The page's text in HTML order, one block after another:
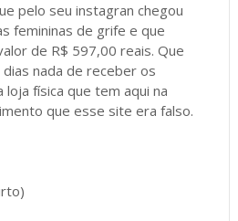
pelo seu instagran chegou
femininas de grife e que
de R$ 597,00 reais. Que
nada de receber os
física que tem aqui na
que esse site era falso.